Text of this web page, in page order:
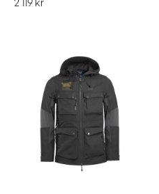
2 119 kr